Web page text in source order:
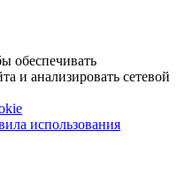
обеспечивать
и анализировать сетевой
использования